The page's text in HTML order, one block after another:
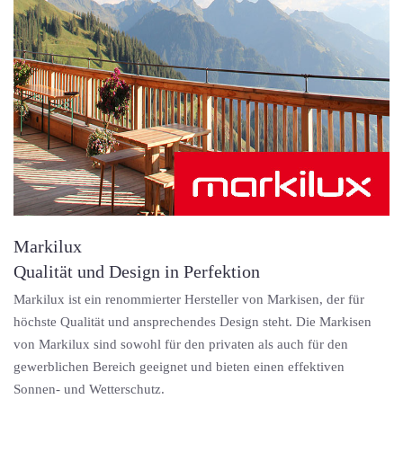
Markilux
Qualität und Design in Perfektion
Markilux ist ein renommierter Hersteller von Markisen, der für
höchste Qualität und ansprechendes Design steht. Die Markisen
von Markilux sind sowohl für den privaten als auch für den
gewerblichen Bereich geeignet und bieten einen effektiven
Sonnen- und Wetterschutz.